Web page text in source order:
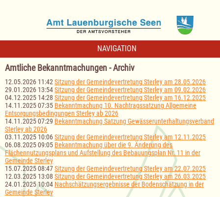
NAVIGATION
Amtliche Bekanntmachungen - Archiv
12.05.2026 11:42 Sitzung der Gemeindevertretung Sterley am 28.05.2026
29.01.2026 13:54Sitzung der Gemeindevertretung Sterley am 09.02.2026
04.12.2025 14:28 Sitzung der Gemeindevertretung Sterley am 16.12.2025
14.11.2025 07:35 Bekanntmachung 10. Nachtragssatzung Allgemeine
Entsorgungsbedingungen Sterley ab 2026
14.11.2025 07:29 Bekanntmachung Satzung Gewässerunterhaltungsverband
Sterley ab 2026
03.11.2025 10:06Sitzung der Gemeindevertretung Sterley am 12.11.2025
06.08.2025 09:05 Bekanntmachung über die 9. Änderung des
Flächennutzungsplans und Aufstellung des Bebauungsplan Nr. 11 in der
Gemeinde Sterley
15.07.2025 08:47Sitzung der Gemeindevertretung Sterley am 22.07.2025
12.03.2025 13:08 Sitzung der Gemeindevertretung Sterley am 26.03.2025
24.01.2025 10:04 Nachschätzungsergebnisse der Bodenschätzung in der
Gemeinde Sterley